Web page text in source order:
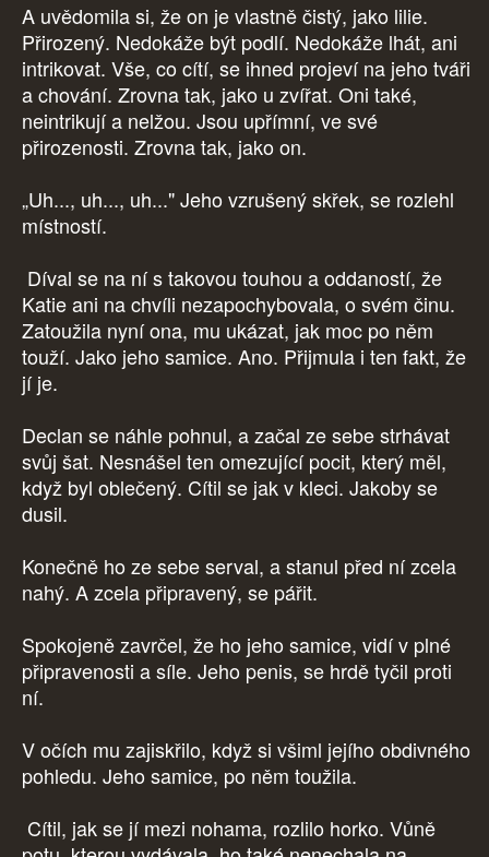
A uvědomila si, že on je vlastně čistý, jako lilie.
Přirozený. Nedokáže být podlí. Nedokáže lhát, ani
intrikovat. Vše, co cítí, se ihned projeví na jeho tváři
a chování. Zrovna tak, jako u zvířat. Oni také,
neintrikují a nelžou. Jsou upřímní, ve své
přirozenosti. Zrovna tak, jako on.
„Uh..., uh..., uh..." Jeho vzrušený skřek, se rozlehl
místností.
Díval se na ní s takovou touhou a oddaností, že
Katie ani na chvíli nezapochybovala, o svém činu.
Zatoužila nyní ona, mu ukázat, jak moc po něm
touží. Jako jeho samice. Ano. Přijmula i ten fakt, že
jí je.
Declan se náhle pohnul, a začal ze sebe strhávat
svůj šat. Nesnášel ten omezující pocit, který měl,
když byl oblečený. Cítil se jak v kleci. Jakoby se
dusil.
Konečně ho ze sebe serval, a stanul před ní zcela
nahý. A zcela připravený, se pářit.
Spokojeně zavrčel, že ho jeho samice, vidí v plné
připravenosti a síle. Jeho penis, se hrdě tyčil proti
ní.
V očích mu zajiskřilo, když si všiml jejího obdivného
pohledu. Jeho samice, po něm toužila.
Cítil, jak se jí mezi nohama, rozlilo horko. Vůně